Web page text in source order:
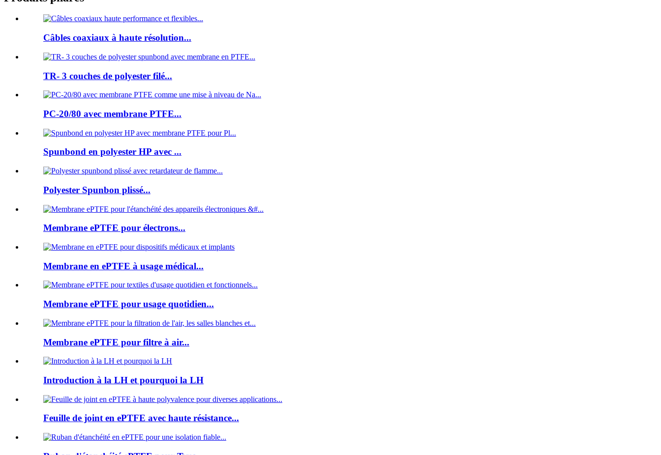
Câbles coaxiaux à haute résolution...
TR- 3 couches de polyester filé...
PC-20/80 avec membrane PTFE...
Spunbond en polyester HP avec ...
Polyester Spunbon plissé...
Membrane ePTFE pour électrons...
Membrane en ePTFE à usage médical...
Membrane ePTFE pour usage quotidien...
Membrane ePTFE pour filtre à air...
Introduction à la LH et pourquoi la LH
Feuille de joint en ePTFE avec haute résistance...